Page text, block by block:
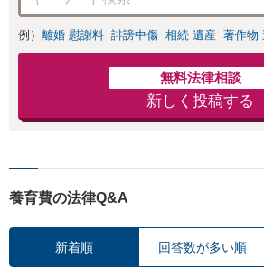
例） 離婚 慰謝料 誹謗中傷 相続 遺産 著作物
無料法律相談
新しく投稿する
養育費の法律Q&A
新着順 回答数が多い順